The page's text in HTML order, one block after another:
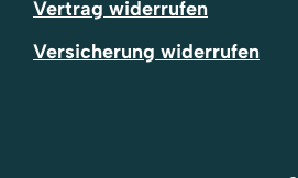
Vertrag widerrufen
Versicherung widerrufen